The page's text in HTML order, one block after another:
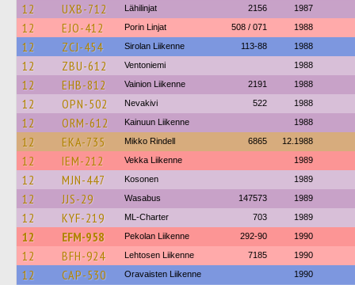
12 UXB-712 Lähilinjat 2156 1987
12 EJO-412 Porin Linjat 508 / 071 1988
12 ZCJ-454 Sirolan Liikenne 113-88 1988
12 ZBU-612 Ventoniemi 1988
12 EHB-812 Vainion Liikenne 2191 1988
12 OPN-502 Nevakivi 522 1988
12 ORM-612 Kainuun Liikenne 1988
12 EKA-735 Mikko Rindell 6865 12.1988
12 IEM-212 Vekka Liikenne 1989
12 MJN-447 Kosonen 1989
12 JJS-29 Wasabus 147573 1989
12 KYF-219 ML-Charter 703 1989
12 EFM-958 Pekolan Liikenne 292-90 1990
12 BFH-924 Lehtosen Liikenne 7185 1990
12 CAP-530 Oravaisten Liikenne 1990